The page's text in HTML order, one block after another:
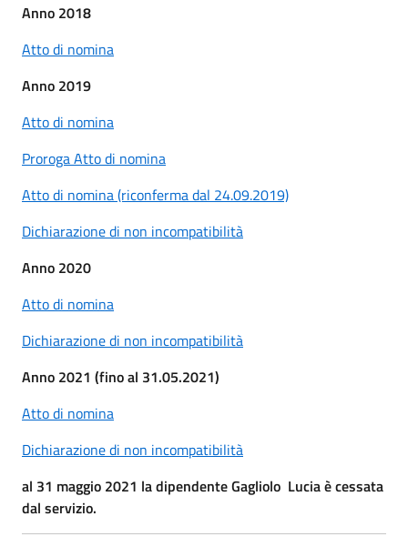
Anno 2018
Atto di nomina
Anno 2019
Atto di nomina
Proroga Atto di nomina
Atto di nomina (riconferma dal 24.09.2019)
Dichiarazione di non incompatibilità
Anno 2020
Atto di nomina
Dichiarazione di non incompatibilità
Anno 2021 (fino al 31.05.2021)
Atto di nomina
Dichiarazione di non incompatibilità
al 31 maggio 2021 la dipendente Gagliolo Lucia è cessata
dal servizio.